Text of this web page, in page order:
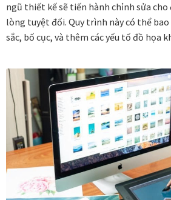
Tranh chim sếu nghệ thuật
Các dòng giấy in Giclee
Catalogue
Catalogue Bộ Sưu Tập Mã Vương
Câu hỏi thường gặp khi mua tranh tại
Dây treo Tết Bính Ngọ 2026
ngũ thiết kế sẽ tiến hành chỉnh sửa
lòng tuyệt đối. Quy trình này có thể
sắc, bố cục, và thêm các yếu tố đồ họa